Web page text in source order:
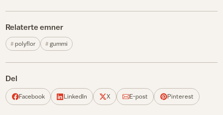
Relaterte emner
polyflor gummi
Del
Facebook LinkedIn X E-post Pinterest